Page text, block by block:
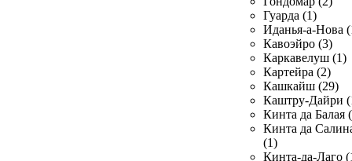
Гуарда (1)
Иданья-а-Нова
Кавоэйро (3)
Каркавелуш (1)
Картейра (2)
Кашкайш (29)
Каштру-Дайри
Кинта да Балая
Кинта да
(1)
Кинта-да-Лаго